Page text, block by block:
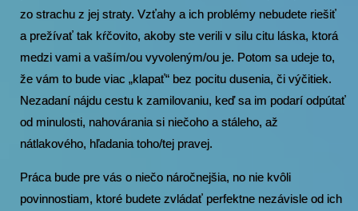
zo strachu z jej straty. Vzťahy a ich problémy nebudete riešiť
a prežívať tak kŕčovito, akoby ste verili v silu citu láska, ktorá
medzi vami a vaším/ou vyvoleným/ou je. Potom sa udeje to,
že vám to bude viac „klapať“ bez pocitu dusenia, či výčitiek.
Nezadaní nájdu cestu k zamilovaniu, keď sa im podarí odpútať
od minulosti, nahovárania si niečoho a stáleho, až
nátlakového, hľadania toho/tej pravej.
Práca bude pre vás o niečo náročnejšia, no nie kvôli
povinnostiam, ktoré budete zvládať perfektne nezávisle od ich